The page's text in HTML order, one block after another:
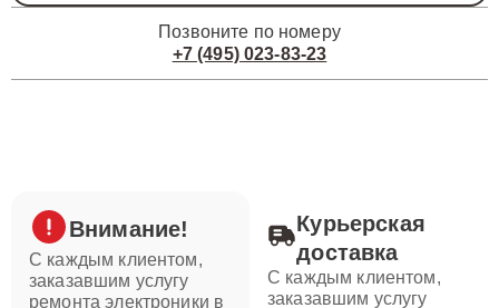
Позвоните по номеру
+7 (495) 023-83-23
Внимание!
С каждым клиентом,
заказавшим услугу
ремонта электроники в
Курьерская
доставка
С каждым клиентом,
заказавшим услугу